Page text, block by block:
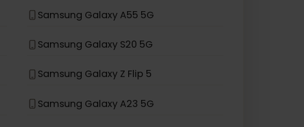
Samsung Galaxy S21 Ultra 5G
Samsung Galaxy S20 Ultra 5G
Samsung Galaxy Note 20
Samsung Galaxy A55 5G